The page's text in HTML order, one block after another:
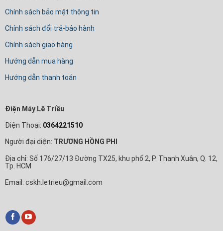
Chính sách bảo mật thông tin
Chính sách đổi trả-bảo hành
Chính sách giao hàng
Hướng dẫn mua hàng
Hướng dẫn thanh toán
Điện Máy Lê Triều
Điện Thoại: 0364221510
Người đại diện: TRƯƠNG HỒNG PHI
Địa chỉ: Số 176/27/13 Đường TX25, khu phố 2, P. Thạnh Xuân, Q. 12,
Tp. HCM
Email: cskh.letrieu@gmail.com